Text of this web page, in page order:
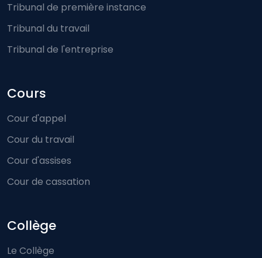
Tribunal de première instance
Tribunal du travail
Tribunal de l'entreprise
Cours
Cour d'appel
Cour du travail
Cour d'assises
Cour de cassation
Collège
Le Collège